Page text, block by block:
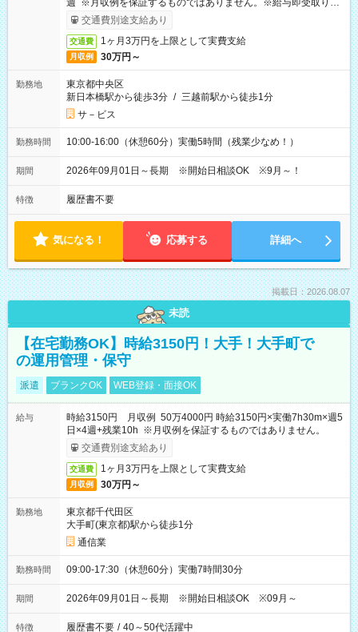
週 ※月収例を保証するものではありません。※給与即受取りサ
ービス利用可（利用条件有）
交通費別途支給あり
交通費 1ヶ月3万円を上限として実費支給
月収例 30万円～
勤務地
東京都中央区
新日本橋駅から徒歩3分 / 三越前駅から徒歩1分
サ－ビス
勤務時間 10:00-16:00（休憩60分）実働5時間（残業少なめ！）
期間 2026年09月01日～長期 ※開始日相談OK ※9月～！
特徴 履歴書不要
気になる！ 応募する 詳細へ
掲載日：2026.08.07
未読
【在宅勤務OK】時給3150円！大手！大手町で
の運用管理・保守
派遣 ブランクOK WEB登録・面接OK
給与
時給3150円 月収例 50万4000円 時給3150円×実働7h30m×週5
日×4週+残業10h ※月収例を保証するものではありません。
交通費別途支給あり
交通費 1ヶ月3万円を上限として実費支給
月収例 30万円～
勤務地
東京都千代田区
大手町(東京都)駅から徒歩1分
通信業
勤務時間 09:00-17:30（休憩60分）実働7時間30分
期間 2026年09月01日～長期 ※開始日相談OK ※09月～
特徴 履歴書不要 / 40～50代活躍中